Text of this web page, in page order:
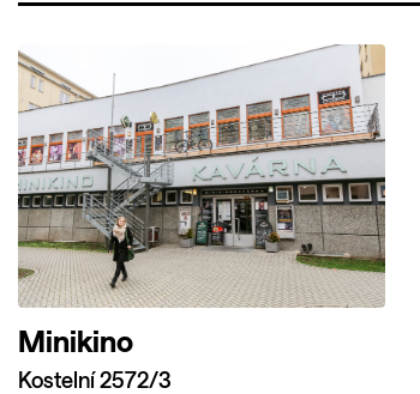
Minikino
Kostelní 2572/3